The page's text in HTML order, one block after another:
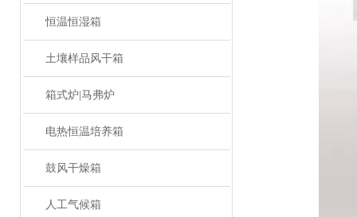
恒温恒湿箱
土壤样品风干箱
箱式炉|马弗炉
电热恒温培养箱
鼓风干燥箱
人工气候箱